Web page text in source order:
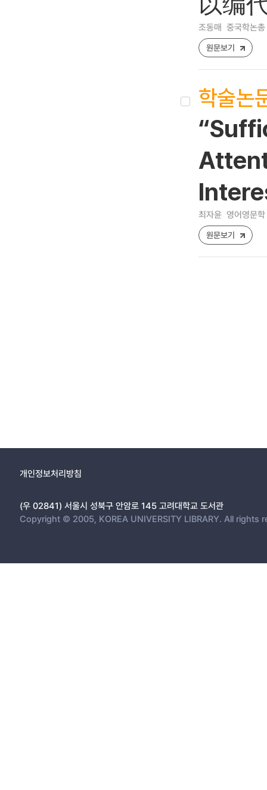
조동매 중국학논
원문보기
학술논
최자윤 영어영문
원문보기
개인정보처리방침
(우 02841) 서울시 성북구 안암로 145 고려대학교 도서관
Copyright © 2005, KOREA UNIVERSITY LIBRARY. All rights